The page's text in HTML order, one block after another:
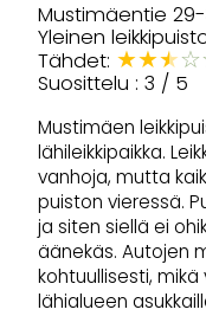
Mustimäentie 29-
Yleinen
Tähdet: ★★★☆
Suosittelu : 3 / 5
Mustimäen
lähileikkipaikka.
vanhoja, mutta
puiston vieressä.
ja siten siellä ei
äänekäs. Autojen
kohtuullisesti,
lähialueen